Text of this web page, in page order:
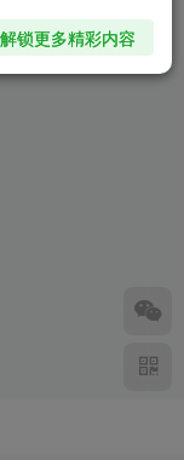
解锁更多精彩内容